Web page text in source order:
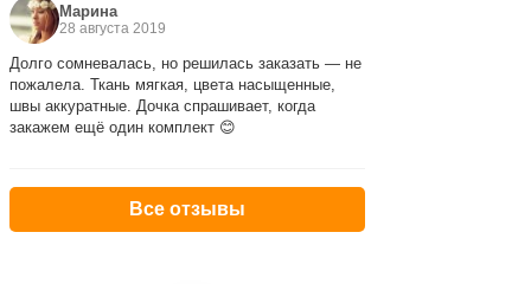
Марина
28 августа 2019
Долго сомневалась, но решилась заказать — не
пожалела. Ткань мягкая, цвета насыщенные,
швы аккуратные. Дочка спрашивает, когда
закажем ещё один комплект 😊
Все отзывы